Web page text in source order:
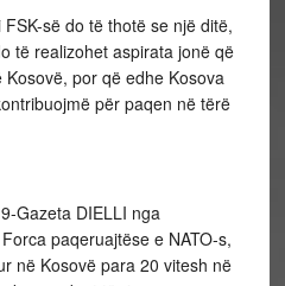
së do të thotë se një ditë,
të realizohet aspirata jonë që
por që edhe Kosova
për paqen në tërë
Gazeta DIELLI nga
paqeruajtëse e NATO-s,
në Kosovë para 20 vitesh në